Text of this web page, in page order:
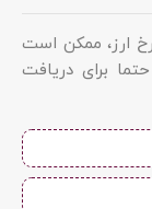
ارز، ممکن است
برای دریافت